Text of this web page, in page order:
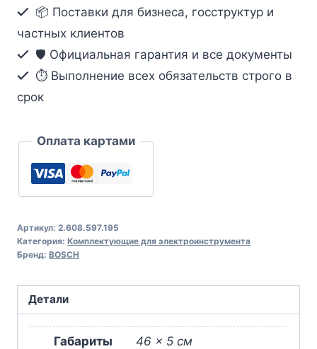
📦 Поставки для бизнеса, госструктур и
частных клиентов
🛡️ Официальная гарантия и все документы
⏱ Выполнение всех обязательств строго в
срок
Оплата картами
Артикул: 2.608.597.195
Категория: Комплектующие для электроинструмента
Бренд: BOSCH
Детали
Габариты 46 × 5 см